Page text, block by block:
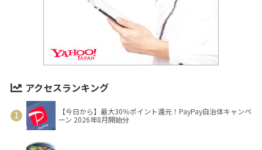
アクセスランキング
【今日から】最大30％ポイント還元！PayPay自治体キャンペ
ーン 2026年8月開始分